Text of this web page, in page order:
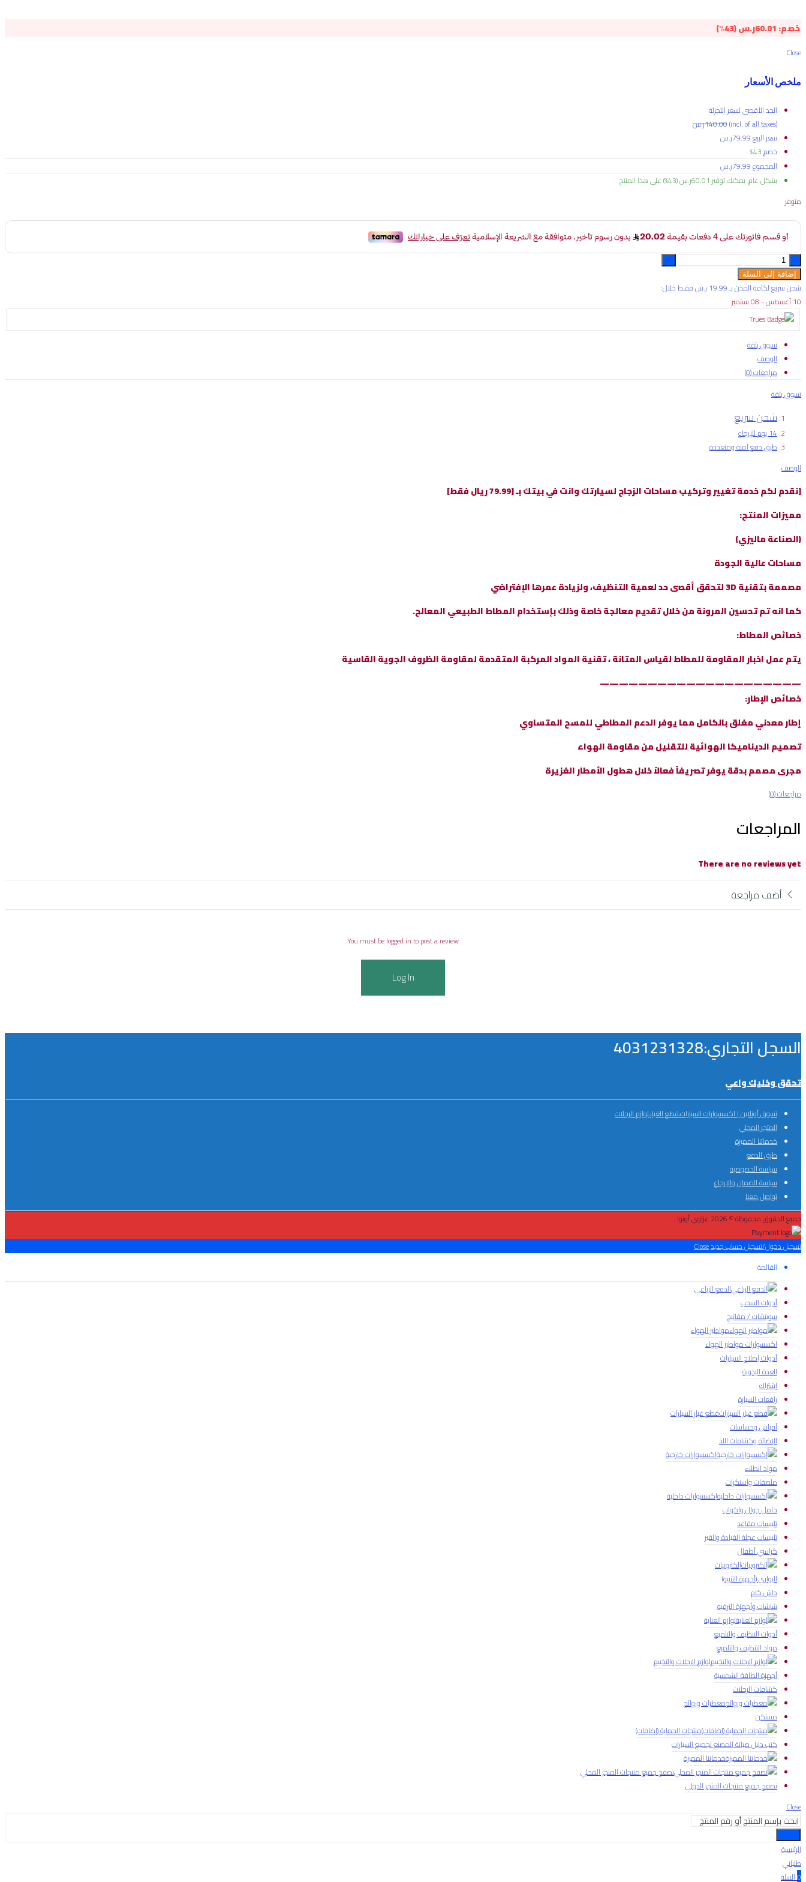
خصم:60.01ر.س(43%)
Close
ملخص الأسعار
الحد الأقصى لسعر التجزئة
(incl. of all taxes)
140.00ر.س
سعر البيع79.99ر.س
خصم43%
المجموع79.99ر.س
بشكل عام، يمكنك توفير 60.01ر.س(43%)
على هذا المنتج
متوفر
خدمة
تغيير
مساحات
السيارات
عند
صناعه
ماليزي
بمكة
فقط
quantity
إضافة إلى السلة
شحن سريع لكافة المدن بـ 19.99 ر.س فقـط خلال:
10 أغسطس - 08 سبتمبر
تسوق بثقة
الوصف
مراجعات (0)
تسوق بثقة
شحن سريع
14 يوم للإرجاع
طرق دفع امنة ومتعددة
الوصف
[نقدم لكم خدمة تغيير وتركيب مساحات الزجاج لسيارتك وانت في بيتك بـ [79.99 ريال فقط]
مميزات المنتج:
(الصناعة ماليزي)
مساحات عالية الجودة
مصممة بتقنية 3D لتحقق أقصى حد لعمية التنظيف، ولزيادة عمرها الإفتراضي
كما انه تم تحسين المرونة من خلال تقديم معالجة خاصة وذلك بإستخدام المطاط الطبيعي المعالج.
خصائص المطاط:
يتم عمل اخبار المقاومة للمطاط لقياس المتانة ، تقنية المواد المركبة المتقدمة لمقاومة الظروف الجوية القاسية
—————————————————————
خصائص الإطار:
إطار معدني مغلق بالكامل مما يوفر الدعم المطاطي للمسح المتساوي
تصميم الديناميكا الهوائية للتقليل من مقاومة الهواء
مجرى مصمم بدقة يوفر تصريفاً فعالاً خلال هطول الأمطار الغزيرة
مراجعات (0)
المراجعات
There are no reviews yet
أضف مراجعة
You must be logged in to post a review
Log In
السجل التجاري:4031231328
تحقق وخليك واعي
تسوق أونلاين | اكسسوارات السيارات،قطع الغيار،لوازم الرحلات
المتجر المحلي
خدماتنا المميزة
طرق الدفع
سياسة الخصوصية
سياسة الضمان والإرجاع
تواصل معنا
جميع الحقوق محفوظة © 2026 غزاوي أوتوا .
تسجيل دخول/تسجيل حساب جديدClose
القائمة
الدفع الرباعي
أدوات السحب
سويتشات / مفاتيح
مواطير الهواء
اكسسوارات مواطير الهواء
أدوات إصلاح السيارات
العدة اليدوية
إشتراك
رافعات السيارة
قطع غيار السيارات
أفياش وحساسات
الإضائة وكشافات اللد
إكسسوارات خارجية
مواد الطلاء
ملصقات واستكرات
إكسسوارات داخلية
حامل جوال واكواب
تلبيسات مقاعد
تلبيسات عجلة القيادة والقير
كراسي أطفال
إلكترونيات
البواري (أجهزة التنبيه)
داش كام
شاشات وأجهزة الترفيه
لوازم العناية
أدوات التنظيف والتلميع
مواد التنظيف والتلميع
لوازم الرحلات والتخييم
أجهزة الطاقة الشمسية
كشافات الرحلات
معطرات وروائح
مستكن
منتجات الحماية (إضافات)
كتب دليل صيانة المصنع لجميع السيارات
خدماتنا المميزة
تصفح جميع منتجات المتجر المحلي
تصفح جميع منتجات المتجر الدولي
Close
الرئيسية
طلباتي
0السلة